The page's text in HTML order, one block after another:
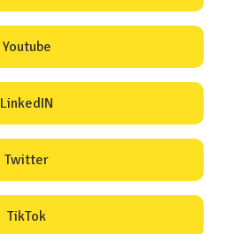
Youtube
LinkedIN
Twitter
TikTok